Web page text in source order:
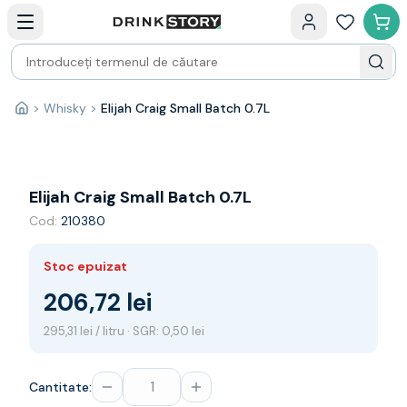
Bauturi fine — selectie
Produse Noi
Cosuri cadou
Pachete & Cadouri
Vin
Franta
Spania
Australia
Germania
Noua Zeelanda
Prosecco
Acasă
> Whisky > Elijah Craig Small Batch 0.7L
Elijah Craig Small Batch 0.7L
Cod: 210380
Stoc epuizat
206,72 lei
295,31 lei / litru · SGR: 0,50 lei
Cantitate: